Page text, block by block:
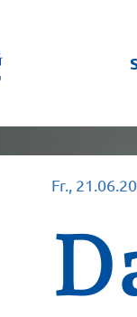
Fr.,